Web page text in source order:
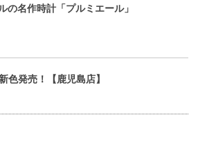
の名作時計「プルミエール」
色発売！【鹿児島店】